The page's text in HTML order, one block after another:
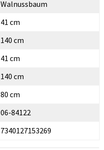
Walnussbaum
41 cm
140 cm
41 cm
140 cm
80 cm
06-84122
7340127153269